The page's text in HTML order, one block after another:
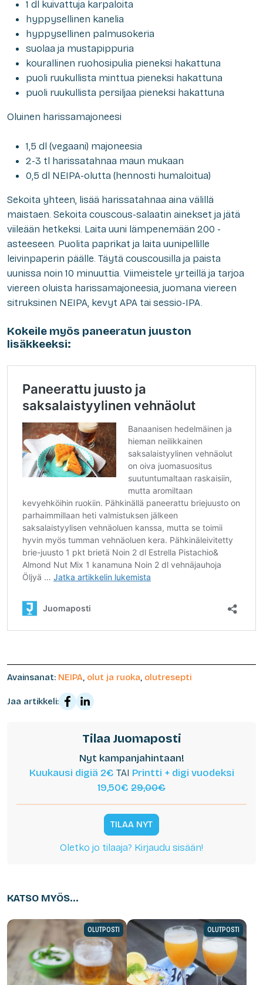
1 dl kuivattuja karpaloita
hyppysellinen kanelia
hyppysellinen palmusokeria
suolaa ja mustapippuria
kourallinen ruohosipulia pieneksi hakattuna
puoli ruukullista minttua pieneksi hakattuna
puoli ruukullista persiljaa pieneksi hakattuna
Oluinen harissamajoneesi
1,5 dl (vegaani) majoneesia
2-3 tl harissatahnaa maun mukaan
0,5 dl NEIPA-olutta (hennosti humaloitua)
Sekoita yhteen, lisää harissatahnaa aina välillä
maistaen. Sekoita couscous-salaatin ainekset ja jätä
viileään hetkeksi. Laita uuni lämpenemään 200 -
asteeseen. Puolita paprikat ja laita uunipellille
leivinpaperin päälle. Täytä couscousilla ja paista
uunissa noin 10 minuuttia. Viimeistele yrteillä ja tarjoa
viereen oluista harissamajoneesia, juomana viereen
sitruksinen NEIPA, kevyt APA tai sessio-IPA.
Kokeile myös paneeratun juuston
lisäkkeeksi:
Avainsanat: NEIPA, olut ja ruoka, olutresepti
Jaa artikkeli:
Tilaa Juomaposti
Nyt kampanjahintaan!
Kuukausi digiä 2€ TAI Printti + digi vuodeksi
19,50€ 29,00€
TILAA NYT
Oletko jo tilaaja? Kirjaudu sisään!
KATSO MYÖS...
OLUTPOSTI OLUTPOSTI